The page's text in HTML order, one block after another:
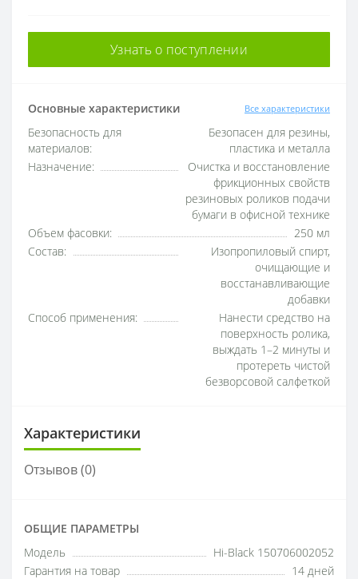
Узнать о поступлении
Основные характеристики Все характеристики
Безопасность для
материалов:
Безопасен для резины,
пластика и металла
Назначение:
Очистка и восстановление
фрикционных свойств
резиновых роликов подачи
бумаги в офисной технике
Объем фасовки:
250 мл
Состав:
Изопропиловый спирт,
очищающие и
восстанавливающие
добавки
Способ применения:
Нанести средство на
поверхность ролика,
выждать 1–2 минуты и
протереть чистой
безворсовой салфеткой
Характеристики
Отзывов (0)
ОБЩИЕ ПАРАМЕТРЫ
Модель
Hi-Black 150706002052
Гарантия на товар
14 дней